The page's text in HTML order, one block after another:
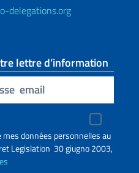
delegations.org
lettre d’information
mes données personnelles au
Legislation 30 giugno 2003,